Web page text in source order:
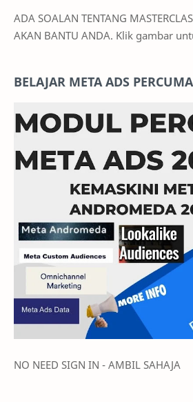
ADA SOALAN TENTANG
AKAN BANTU ANDA. Klik gambar
BELAJAR META ADS PERCUMA
NO NEED SIGN IN - AMBIL SAHAJA